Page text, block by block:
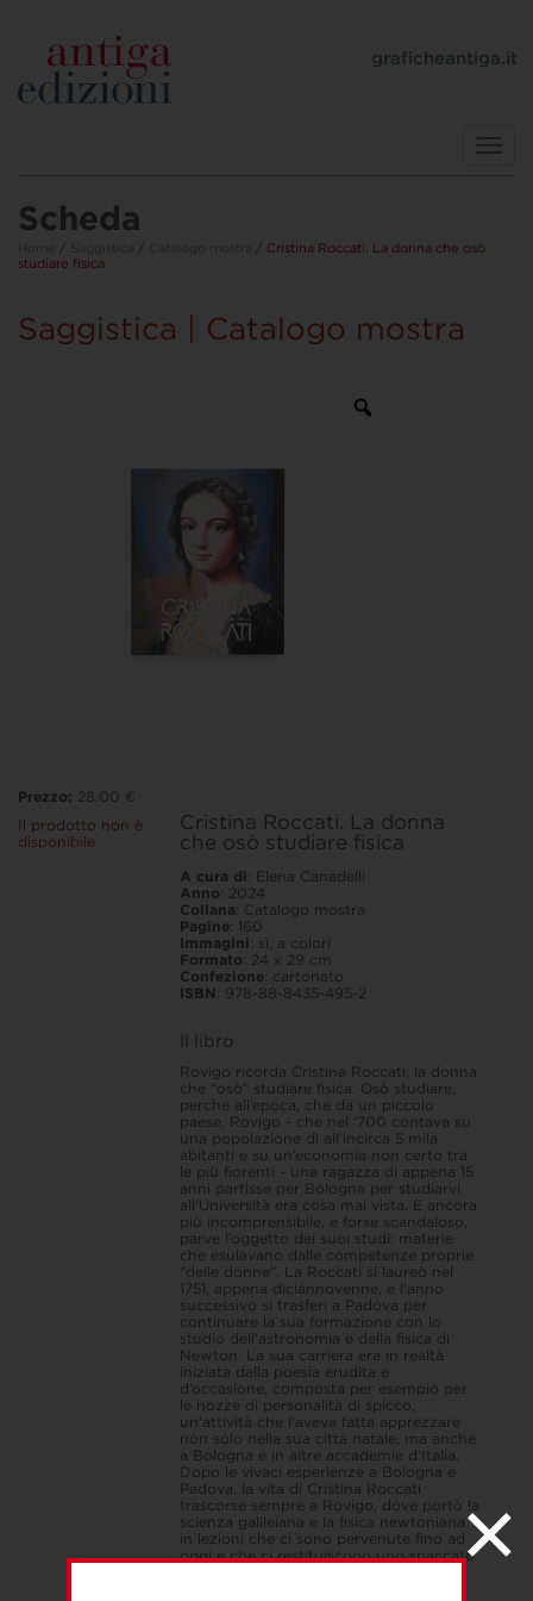
graficheantiga.it
Scheda
/ /
/ Cristina Roccati. La donna che osò
studiare fisica
Saggistica | Catalogo mostra
Cristina Roccati. La donna
che osò studiare fisica
A cura di: Elena Canadelli
Anno: 2024
Collana: Catalogo mostra
Pagine: 160
Immagini: sì, a colori
Formato: 24 x 29 cm
Confezione: cartonato
ISBN : 978-88-8435-495-2
Il libro
Rovigo ricorda Cristina Roccati, la donna
che “osò” studiare fisica. Osò studiare,
perché all’epoca, che da un piccolo
paese, Rovigo - che nel ‘700 contava su
una popolazione di all’incirca 5 mila
abitanti e su un’economia non certo tra
le più fiorenti - una ragazza di appena 15
anni partisse per Bologna per studiarvi
all’Università era cosa mai vista. E ancora
più incomprensibile, e forse scandaloso,
parve l’oggetto dei suoi studi: materie
che esulavano dalle competenze proprie
“delle donne”. La Roccati si laureò nel
1751, appena diciannovenne, e l’anno
successivo si trasferì a Padova per
continuare la sua formazione con lo
studio dell’astronomia e della fisica di
Newton. La sua carriera era in realtà
iniziata dalla poesia erudita e
d’occasione, composta per esempio per
le nozze di personalità di spicco,
un’attività che l’aveva fatta apprezzare
non solo nella sua città natale, ma anche
a Bologna e in altre accademie d’Italia.
Dopo le vivaci esperienze a Bologna e
Padova, la vita di Cristina Roccati
trascorse sempre a Rovigo, dove portò la
scienza galileiana e la fisica newtoniana
in lezioni che ci sono pervenute fino ad
oggi e che ci restituiscono uno spaccato
Prezzo: 28.00 €
Il prodotto non è
disponibile